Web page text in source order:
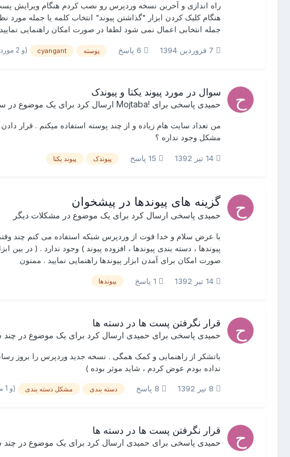
راه اندازی و آخرین نسخه وردپرس رو نصب کردم هنگام ویرایش
هنگام کلیک کردن ابزار "گذاشتن پیوند" انتخاب کلمه یا جمله مورد
جمله انتخابی اعمال نمی شود لطفا در صورت امکان راهنمایی
7 فروردین 1394 پوسته cyangant (و 2 مورد دیگر)
سوال در مورد پیوند یکتا و پیوندک
حمیدی پاسخی برای !Mojtaba ارسال کرد برای یک موضوع در
من تعداد سایت هام زیاده و از چند پوسته استفاده میکنم . قرار
مشکل وجود نداره ؟
14 تیر 1392 پیوندک پیوند یکتا
گزینه های پیوندها در پیشخوان
حمیدی پاسخی ارسال کرد برای یک موضوع در مشکلات دیگر
با عرض سلام و خدا قوت از وردپرس شبکه استفاده می کنم چند
پیوندها ، دسته بندی پیوندها ، افزوده پیوند ) وجود ندارد . ( در
صورت امکان برای آمدن ابزار پیوندها راهنمایی نمایید . ممنون
14 تیر 1392 پیوندها
قرار نگرفتن پست ها در دسته ها
حمیدی پاسخی برای حمیدی ارسال کرد برای یک موضوع در چند
باتشکر از راهنمایی و کمک همگی . نسخه جدید وردپرس را بروز
نداده بودم عوض کردم ، شاید موثر بوده )
8 تیر 1392 دسته بندی مشکل دسته بندی (و 1 مورد دیگر)
قرار نگرفتن پست ها در دسته ها
حمیدی پاسخی برای حمیدی ارسال کرد برای یک موضوع در چند